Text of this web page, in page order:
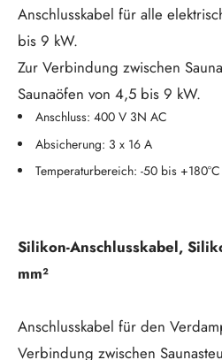
Anschlusskabel für alle
bis 9 kW.
Zur Verbindung zwischen
Saunaöfen von 4,5 bis 9 kW.
Anschluss: 400 V 3N AC
Absicherung: 3 x 16 A
Temperaturbereich: -50 bis +180°C
Silikon-Anschlusskabel,
mm²
Anschlusskabel für den
Verbindung zwischen